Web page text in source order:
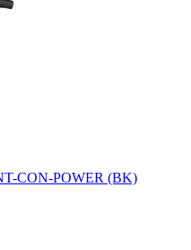
CON-POWER (BK)